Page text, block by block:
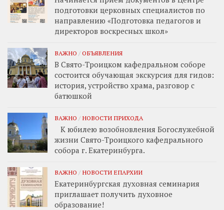
подготовки церковных специалистов по
направлению «Подготовка педагогов и
директоров воскресных школ»
ВАЖНО / ОБЪЯВЛЕНИЯ
В Свято-Троицком кафедральном соборе
состоится обучающая экскурсия для гидов:
история, устройство храма, разговор с
батюшкой
ВАЖНО / НОВОСТИ ПРИХОДА
К юбилею возобновления Богослужебной
жизни Свято-Троицкого кафедрального
собора г. Екатеринбурга.
ВАЖНО / НОВОСТИ ЕПАРХИИ
Екатеринбургская духовная семинария
приглашает получить духовное
образование!